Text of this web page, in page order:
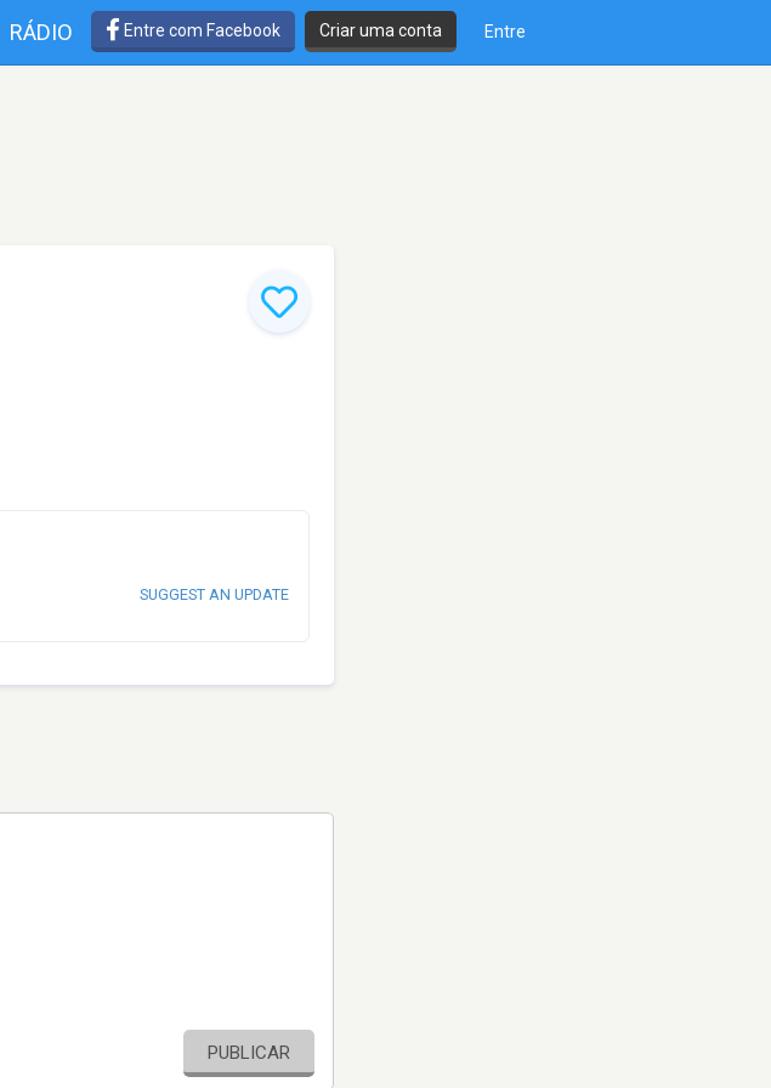
RÁDIO Entre com Facebook Criar uma conta Entre
SUGGEST AN UPDATE
PUBLICAR